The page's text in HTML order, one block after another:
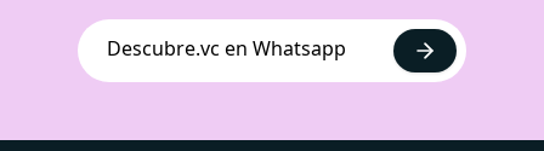
Descubre.vc en Whatsapp